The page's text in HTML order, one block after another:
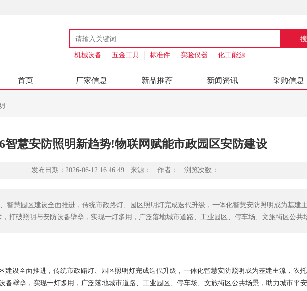
机械设备 五金工具 标准件 实验仪器 化工能源
首页 厂家信息 新品推荐 新闻资讯 采购信息
智慧安防照明新趋势!物联网赋能市政园区安防建设
发布日期：2026-06-12 16:46:49 来源： 作者： 浏览次数：
智慧园区建设全面推进，传统市政路灯、园区照明灯完成迭代升级，一体化智慧安防照明成为基建
打破照明与安防设备壁垒，实现一灯多用，广泛落地城市道路、工业园区、停车场、文旅街区公共
建设全面推进，传统市政路灯、园区照明灯完成迭代升级，一体化智慧安防照明成为基建主流，依托
备壁垒，实现一灯多用，广泛落地城市道路、工业园区、停车场、文旅街区公共场景，助力城市平